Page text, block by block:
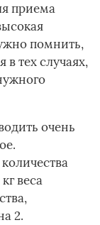
приема
помнить,
в тех случаях,
очень
веса
2.